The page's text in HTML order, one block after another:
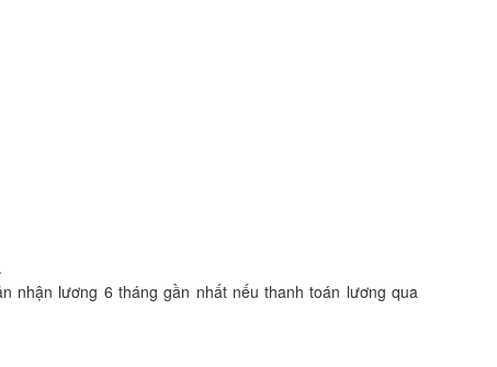
nhận lương 6 tháng gần nhất nếu thanh toán lương qua